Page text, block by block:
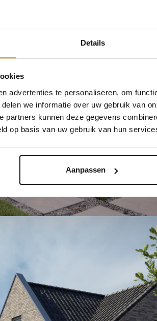
Details
advertenties te personaliseren, om
we informatie over uw gebruik van
partners kunnen deze gegevens
op basis van uw gebruik van hun
Aanpassen